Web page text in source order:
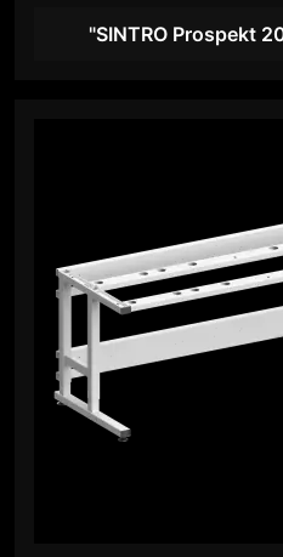
"SINTRO Prospekt